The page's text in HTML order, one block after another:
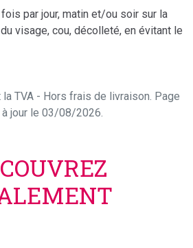
par jour, matin et/ou soir sur la
visage, cou, décolleté, en évitant le
TVA - Hors frais de livraison. Page
jour le 03/08/2026.